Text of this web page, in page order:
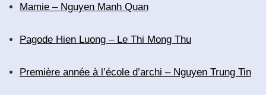
Mamie – Nguyen Manh Quan
Pagode Hien Luong – Le Thi Mong Thu
Première année à l’école d’archi – Nguyen Trung Tin